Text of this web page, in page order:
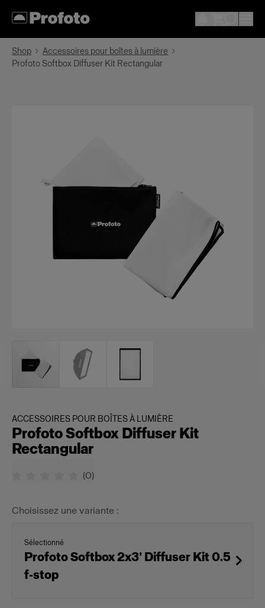
Shop
Accessoires pour boîtes à lumière
Profoto Softbox Diffuser Kit Rectangular
ACCESSOIRES POUR BOÎTES À LUMIÈRE
Profoto Softbox Diffuser Kit
Rectangular
(0)
Choisissez une variante :
Sélectionné
Profoto Softbox 2x3’ Diffuser Kit 0.5
f-stop